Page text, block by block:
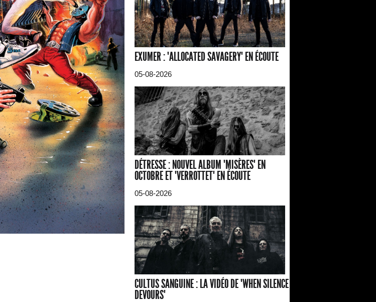
EXUMER : "ALLOCATED SAVAGERY" EN ÉCOUTE
05-08-2026
DÉTRESSE : NOUVEL ALBUM "MISÈRES" EN
OCTOBRE ET "VERROTTET" EN ÉCOUTE
05-08-2026
CULTUS SANGUINE : LA VIDÉO DE "WHEN SILENCE
DEVOURS"